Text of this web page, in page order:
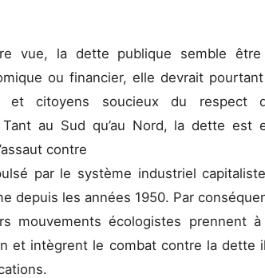
vue, la dette publique semble être
ou financier, elle devrait
et citoyens soucieux du respect
Tant au Sud qu’au Nord, la dette est
contre
par le système industriel
depuis les années 1950. Par
mouvements écologistes prennent
et intègrent le combat contre la dette